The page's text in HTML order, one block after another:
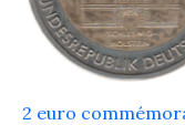
2 euro